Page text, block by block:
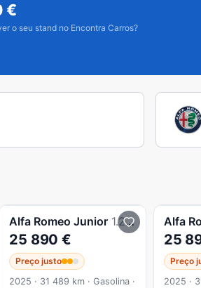
€
o seu stand no Encontra Carros?
Alfa Romeo Junior 1.2 Intensa eDCT6
25 890 €
Preço justo
2025 · 31 489 km · Gasolina ·
Alfa
25
Preço
2025 ·